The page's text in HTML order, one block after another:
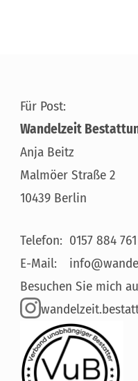
Für Post:
Wandelzeit
Anja Beitz
Malmöer Straße 2
10439 Berlin
Telefon: 0157 884
E-Mail:
Besuchen Sie mich